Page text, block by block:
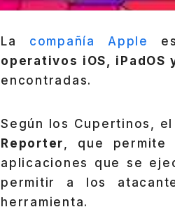
La compañía Apple
operativos iOS, iPadOS
encontradas.
Según los Cupertinos,
Reporter , que
aplicaciones que se
permitir a los
herramienta.